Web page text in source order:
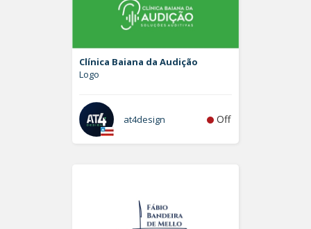
Clínica Baiana da Audição
Logo
at4design Off